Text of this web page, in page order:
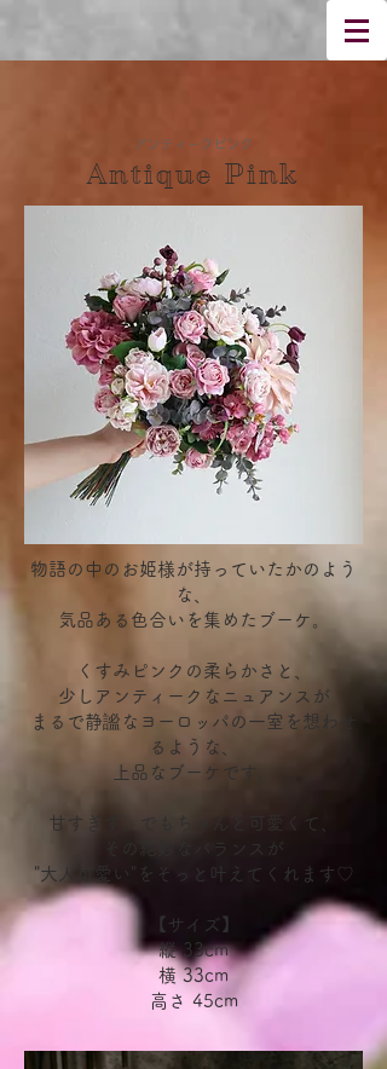
アンティークピンク
Antique Pink
物語の中のお姫様が持っていたかのよう
な、
気品ある色合いを集めたブーケ。
くすみピンクの柔らかさと、
少しアンティークなニュアンスが
まるで静謐なヨーロッパの一室を想わせ
るような、
上品なブーケです。
甘すぎず、でもちゃんと可愛くて、
その絶妙なバランスが
"大人可愛い"をそっと叶えてくれます♡
【サイズ】
縦 33cm
横 33cm
高さ 45cm